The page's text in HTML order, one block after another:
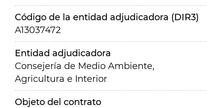
Código de la entidad adjudicadora (DIR3)
A13037472
Entidad adjudicadora
Consejería de Medio Ambiente,
Agricultura e Interior
Objeto del contrato